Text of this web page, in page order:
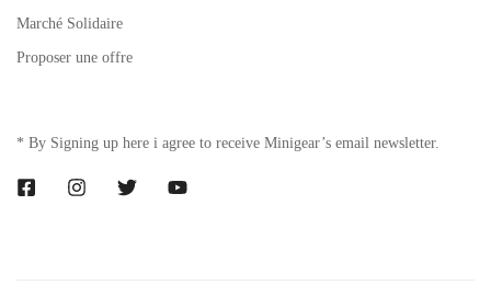
Marché Solidaire
Proposer une offre
* By Signing up here i agree to receive Minigear’s email newsletter.